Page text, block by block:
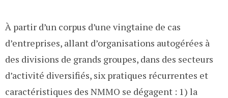
À partir d’un corpus d’une vingtaine de cas
d’entreprises, allant d’organisations autogérées à
des divisions de grands groupes, dans des secteurs
d’activité diversifiés, six pratiques récurrentes et
caractéristiques des NMMO se dégagent : 1) la